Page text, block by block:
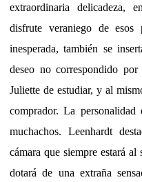
extraordinaria delicadeza,
disfrute veraniego de esos
inesperada, también se
deseo no correspondido
Juliette de estudiar, y al
comprador. La
muchachos. Leenhardt
cámara que siempre estará
dotará de una extraña